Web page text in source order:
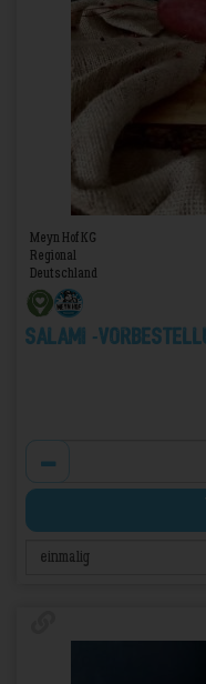
Meyn Hof KG
Regional
Deutschland
Salami -